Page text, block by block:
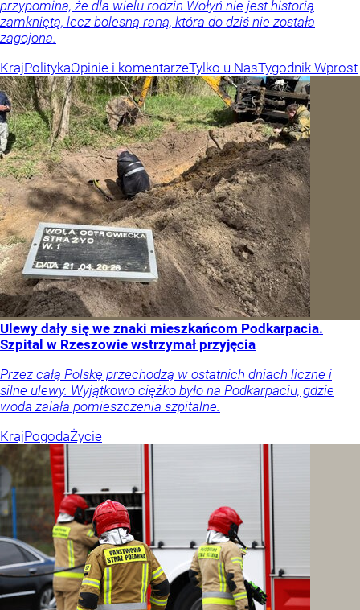
przypomina, że dla wielu rodzin Wołyń nie jest historią
zamkniętą, lecz bolesną raną, która do dziś nie została
zagojona.
KrajPolitykaOpinie i komentarzeTylko u NasTygodnik Wprost
Ulewy dały się we znaki mieszkańcom Podkarpacia.
Szpital w Rzeszowie wstrzymał przyjęcia
Przez całą Polskę przechodzą w ostatnich dniach liczne i
silne ulewy. Wyjątkowo ciężko było na Podkarpaciu, gdzie
woda zalała pomieszczenia szpitalne.
KrajPogodaŻycie